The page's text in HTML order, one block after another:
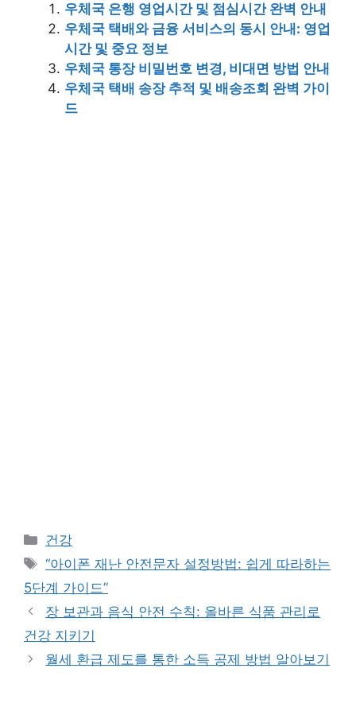
우체국 은행 영업시간 및 점심시간 완벽 안내
우체국 택배와 금융 서비스의 동시 안내: 영업
시간 및 중요 정보
우체국 통장 비밀번호 변경, 비대면 방법 안내
우체국 택배 송장 추적 및 배송조회 완벽 가이
드
Categories
건강
Tags
“아이폰 재난 안전문자 설정방법: 쉽게 따라하는
5단계 가이드”
장 보관과 음식 안전 수칙: 올바른 식품 관리로
건강 지키기
월세 환급 제도를 통한 소득 공제 방법 알아보기